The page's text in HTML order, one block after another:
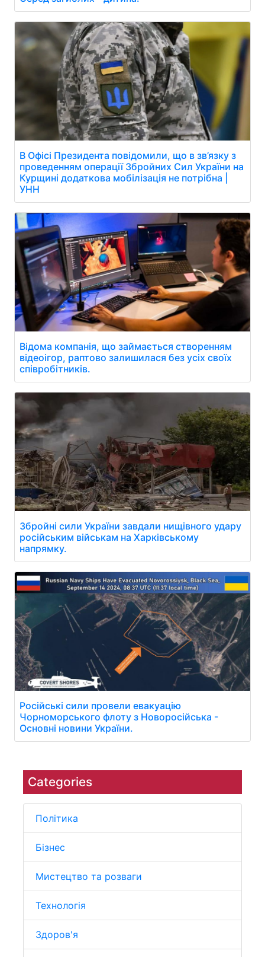
Categories
Політика
Бізнес
Мистецтво та розваги
Технологія
Здоров'я
В Офісі Президента повідомили, що в зв’язку з
проведенням операції Збройних Сил України на
Курщині додаткова мобілізація не потрібна |
УНН
Відома компанія, що займається створенням
відеоігор, раптово залишилася без усіх своїх
співробітників.
Збройні сили України завдали нищівного удару
російським військам на Харківському
напрямку.
Російські сили провели евакуацію
Чорноморського флоту з Новоросійська -
Основні новини України.